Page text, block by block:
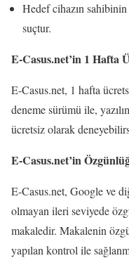
Hedef cihazın
suçtur.
E-Casus.net’in 1 Hafta
E-Casus.net, 1 hafta
deneme sürümü ile,
ücretsiz olarak
E-Casus.net’in
E-Casus.net, Google ve
olmayan ileri seviyede
makaledir. Makalenin
yapılan kontrol ile